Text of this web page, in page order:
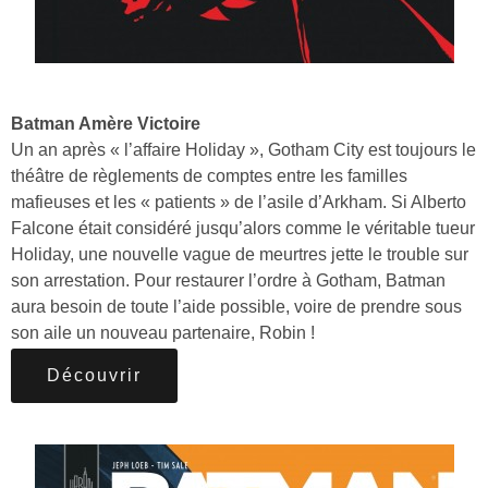
Batman Amère Victoire
Un an après « l’affaire Holiday », Gotham City est toujours le
théâtre de règlements de comptes entre les familles
mafieuses et les « patients » de l’asile d’Arkham. Si Alberto
Falcone était considéré jusqu’alors comme le véritable tueur
Holiday, une nouvelle vague de meurtres jette le trouble sur
son arrestation. Pour restaurer l’ordre à Gotham, Batman
aura besoin de toute l’aide possible, voire de prendre sous
son aile un nouveau partenaire, Robin !
Découvrir